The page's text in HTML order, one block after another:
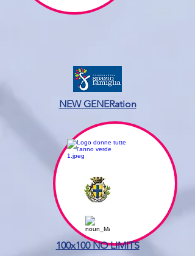
NEW GENERation
100x100 NO LIMITS